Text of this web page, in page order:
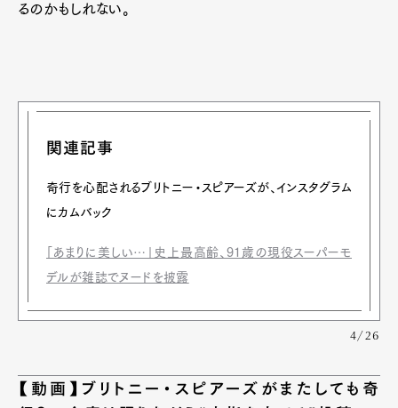
るのかもしれない。
関連記事
奇行を心配されるブリトニー・スピアーズが、インスタグラム
にカムバック
「あまりに美しい…」史上最高齢、91歳の現役スーパーモ
デルが雑誌でヌードを披露
4/26
【動画】ブリトニー・スピアーズがまたしても奇